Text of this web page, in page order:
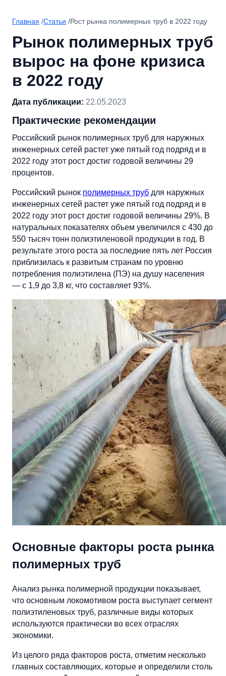
Главная /Статьи /Рост рынка полимерных труб в 2022 году
Рынок полимерных труб
вырос на фоне кризиса
в 2022 году
Дата публикации: 22.05.2023
Практические рекомендации
Российский рынок полимерных труб для наружных
инженерных сетей растет уже пятый год подряд и в
2022 году этот рост достиг годовой величины 29
процентов.
Российский рынок полимерных труб для наружных
инженерных сетей растет уже пятый год подряд и в
2022 году этот рост достиг годовой величины 29%. В
натуральных показателях объем увеличился с 430 до
550 тысяч тонн полиэтиленовой продукции в год. В
результате этого роста за последние пять лет Россия
приблизилась к развитым странам по уровню
потребления полиэтилена (ПЭ) на душу населения
— с 1,9 до 3,8 кг, что составляет 93%.
Основные факторы роста рынка
полимерных труб
Анализ рынка полимерной продукции показывает,
что основным локомотивом роста выступает сегмент
полиэтиленовых труб, различные виды которых
используются практически во всех отраслях
экономики.
Из целого ряда факторов роста, отметим несколько
главных составляющих, которые и определили столь